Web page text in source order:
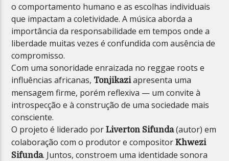
o comportamento humano e as escolhas individuais
que impactam a coletividade. A música aborda a
importância da responsabilidade em tempos onde a
liberdade muitas vezes é confundida com ausência de
compromisso.
Com uma sonoridade enraizada no reggae roots e
influências africanas, Tonjikaziapresenta uma
mensagem firme, porém reflexiva — um convite à
introspecção e à construção de uma sociedade mais
consciente.
O projeto é liderado porLiverton Sifunda(autor) em
colaboração com o produtor e compositorKhwezi
Sifunda. Juntos, constroem uma identidade sonora